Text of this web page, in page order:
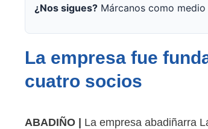
¿Nos sigues?Márcanos como medio
La empresa fue
cuatro socios
ABADIÑO | La empresa abadiñarra